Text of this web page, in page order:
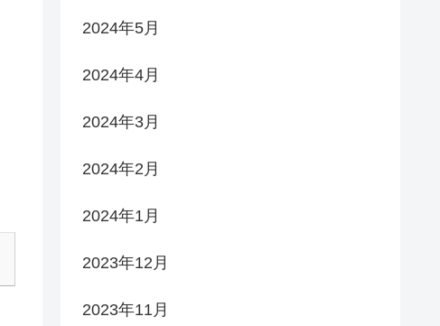
2024年5月
2024年4月
2024年3月
2024年2月
2024年1月
2023年12月
2023年11月